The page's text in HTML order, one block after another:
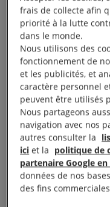
Mon
Votre adresse
frais de collecte afin
priorité à la lutte
dans le monde.
Nous utilisons des
fonctionnement de
et les publicités, et
caractère personnel
peuvent être utilisés
Nous partageons
navigation avec nos
autres consulter la
ici et la politique de
partenaire Google
données de nos
des fins